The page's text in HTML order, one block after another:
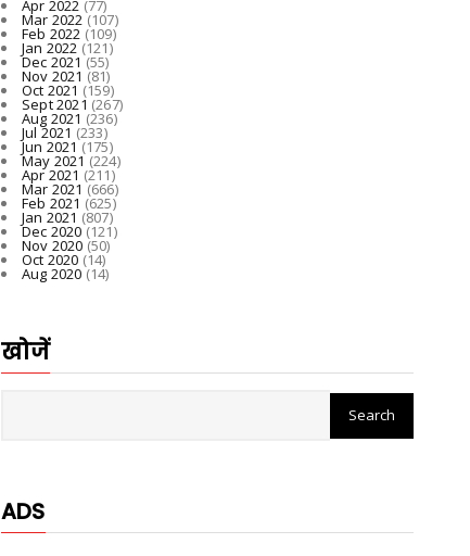
Apr 2022 (77)
Mar 2022(107)
Feb 2022 (109)
Jan 2022 (121)
Dec 2021 (55)
Nov 2021 (81)
Oct 2021 (159)
Sept 2021 (267)
Aug 2021 (236)
Jul 2021 (233)
Jun 2021(175)
May 2021(224)
Apr 2021 (211)
Mar 2021 (666)
Feb 2021 (625)
Jan 2021 (807)
Dec 2020(121)
Nov 2020 (50)
Oct 2020 (14)
Aug 2020(14)
खोजें
ADS